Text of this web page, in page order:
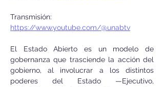
https://www.youtube.com/@unabtv
El Estado Abierto es un modelo de
gobernanza que trasciende la acción del
gobierno, al involucrar a los distintos
poderes del Estado —Ejecutivo,